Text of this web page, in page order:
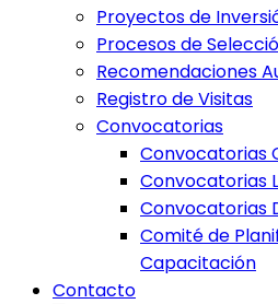
Proyectos de
Procesos de
Recomendaciones
Registro de Visitas
Convocatorias
Convocatorias
Convocatorias
Convocatorias
Comité de
Capacitación
Contacto